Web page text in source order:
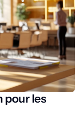
pour les